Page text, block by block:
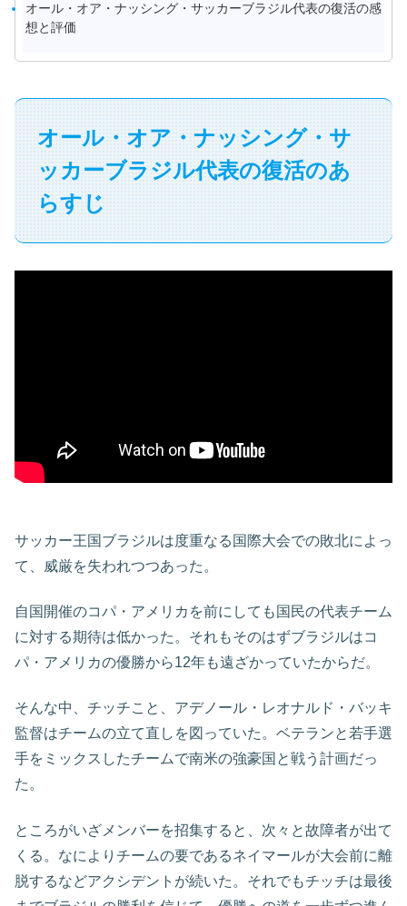
オール・オア・ナッシング・サッカーブラジル代表の復活の感
想と評価
オール・オア・ナッシング・サ
ッカーブラジル代表の復活のあ
らすじ
サッカー王国ブラジルは度重なる国際大会での敗北によっ
て、威厳を失われつつあった。
自国開催のコパ・アメリカを前にしても国民の代表チーム
に対する期待は低かった。それもそのはずブラジルはコ
パ・アメリカの優勝から12年も遠ざかっていたからだ。
そんな中、チッチこと、アデノール・レオナルド・バッキ
監督はチームの立て直しを図っていた。ベテランと若手選
手をミックスしたチームで南米の強豪国と戦う計画だっ
た。
ところがいざメンバーを招集すると、次々と故障者が出て
くる。なによりチームの要であるネイマールが大会前に離
脱するなどアクシデントが続いた。それでもチッチは最後